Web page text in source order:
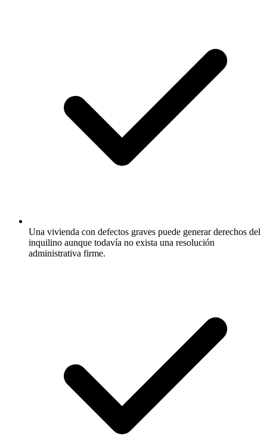
Una vivienda con defectos graves puede generar derechos del
inquilino aunque todavía no exista una resolución
administrativa firme.